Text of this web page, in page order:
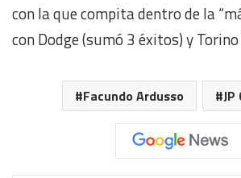
con la que compita dentro de la
con Dodge (sumó 3 éxitos) y
Facundo Ardusso JP